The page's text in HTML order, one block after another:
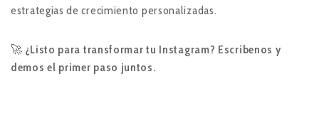
estrategias de crecimiento personalizadas.
🚀 ¿Listo para transformar tu Instagram? Escríbenos y
demos el primer paso juntos.